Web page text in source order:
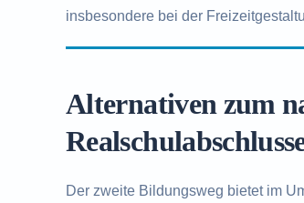
insbesondere bei der
Alternativen zum
Der zweite Bildungsweg bietet im